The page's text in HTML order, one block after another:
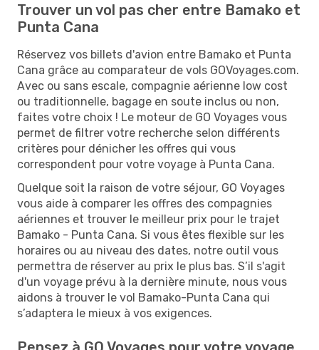
Trouver un vol pas cher entre Bamako et
Punta Cana
Réservez vos billets d'avion entre Bamako et Punta
Cana grâce au comparateur de vols GOVoyages.com.
Avec ou sans escale, compagnie aérienne low cost
ou traditionnelle, bagage en soute inclus ou non,
faites votre choix ! Le moteur de GO Voyages vous
permet de filtrer votre recherche selon différents
critères pour dénicher les offres qui vous
correspondent pour votre voyage à Punta Cana.
Quelque soit la raison de votre séjour, GO Voyages
vous aide à comparer les offres des compagnies
aériennes et trouver le meilleur prix pour le trajet
Bamako - Punta Cana. Si vous êtes flexible sur les
horaires ou au niveau des dates, notre outil vous
permettra de réserver au prix le plus bas. S’il s'agit
d'un voyage prévu à la dernière minute, nous vous
aidons à trouver le vol Bamako-Punta Cana qui
s’adaptera le mieux à vos exigences.